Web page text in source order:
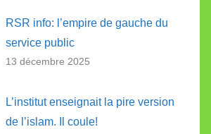
RSR info: l’empire de gauche du
service public
13 décembre 2025
L’institut enseignait la pire version
de l’islam. Il coule!